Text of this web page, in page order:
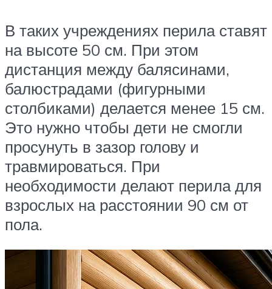
В таких учреждениях перила ставят
на высоте 50 см. При этом
дистанция между балясинами,
балюстрадами (фигурными
столбиками) делается менее 15 см.
Это нужно чтобы дети не смогли
просунуть в зазор голову и
травмироваться. При
необходимости делают перила для
взрослых на расстоянии 90 см от
пола.